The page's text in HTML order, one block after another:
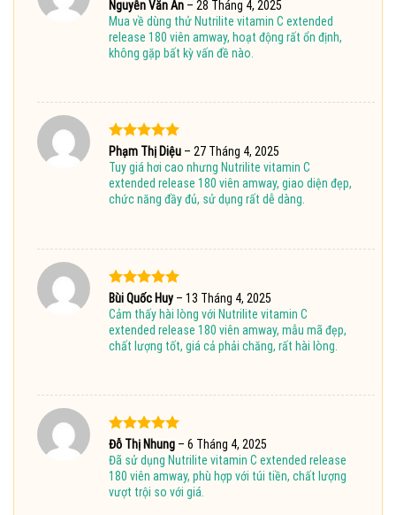
Được
xếp hạng
45 sao
Nguyễn Văn An – 28 Tháng 4, 2025
Mua về dùng thử Nutrilite vitamin C extended
release 180 viên amway, hoạt động rất ổn định,
không gặp bất kỳ vấn đề nào.
Được xếp
hạng 55
sao
Phạm Thị Diệu – 27 Tháng 4, 2025
Tuy giá hơi cao nhưng Nutrilite vitamin C
extended release 180 viên amway, giao diện đẹp,
chức năng đầy đủ, sử dụng rất dễ dàng.
Được xếp
hạng55
sao
Bùi Quốc Huy – 13 Tháng 4, 2025
Cảm thấy hài lòng với Nutrilite vitamin C
extended release 180 viên amway, mẫu mã đẹp,
chất lượng tốt, giá cả phải chăng, rất hài lòng.
Được xếp
hạng55
sao
Đỗ Thị Nhung – 6 Tháng 4, 2025
Đã sử dụng Nutrilite vitamin C extended release
180 viên amway, phù hợp với túi tiền, chất lượng
vượt trội so với giá.